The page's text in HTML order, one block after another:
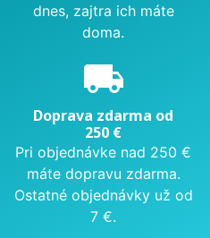
dnes, zajtra ich máte
doma.
local_shipping
Doprava zdarma od
250 €
Pri objednávke nad 250 €
máte dopravu zdarma.
Ostatné objednávky už od
7 €.